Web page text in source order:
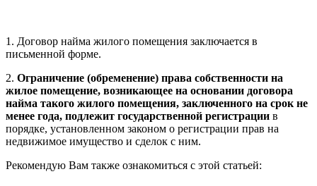
1. Договор найма жилого помещения заключается в
письменной форме.
2. Ограничение (обременение) права собственности на
жилое помещение, возникающее на основании договора
найма такого жилого помещения, заключенного на срок не
менее года, подлежит государственной регистрации в
порядке, установленном законом о регистрации прав на
недвижимое имущество и сделок с ним.
Рекомендую Вам также ознакомиться с этой статьей: